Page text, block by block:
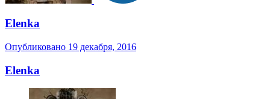
Elenka
Опубликовано 19 декабря, 2016
Elenka